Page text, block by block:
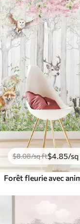
$8.08/sq ft$4 .85/
Forêt fleurie avec